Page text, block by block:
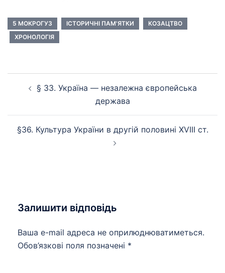
5 МОКРОГУЗ ІСТОРИЧНІ ПАМ'ЯТКИ
КОЗАЦТВО
ХРОНОЛОГІЯ
§ 33. Україна — незалежна європейська
держава
§36. Культура України в другій половині XVIII ст.
Залишити відповідь
Ваша e-mail адреса не оприлюднюватиметься.
Обов’язкові поля позначені *